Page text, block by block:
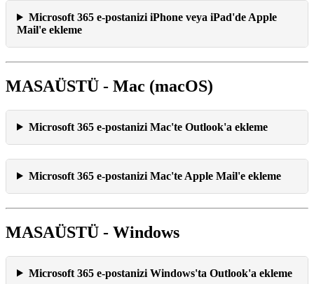
Microsoft 365 e-postanizi iPhone veya iPad'de Apple
Mail'e ekleme
MASAÜSTÜ - Mac (macOS)
Microsoft 365 e-postanizi Mac'te Outlook'a ekleme
Microsoft 365 e-postanizi Mac'te Apple Mail'e ekleme
MASAÜSTÜ - Windows
Microsoft 365 e-postanizi Windows'ta Outlook'a ekleme